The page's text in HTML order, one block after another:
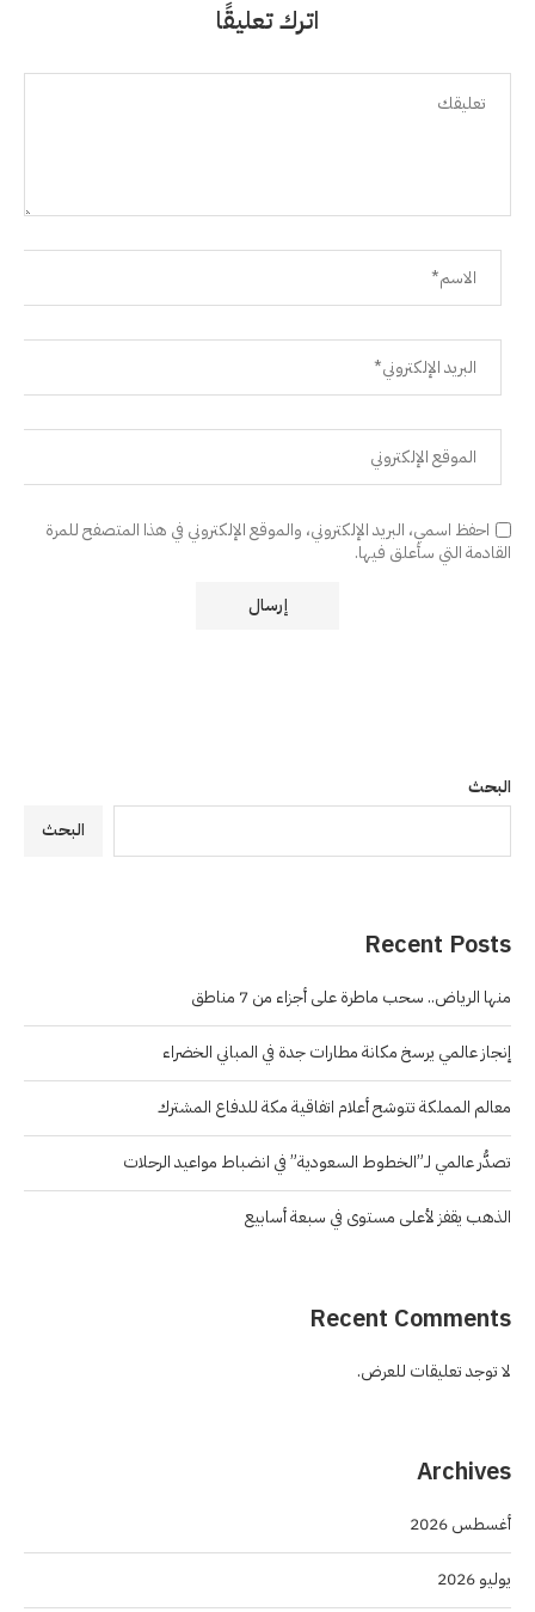
اترك تعليقًا
احفظ اسمي، البريد الإلكتروني، والموقع الإلكتروني في هذا المتصفح للمرة
القادمة التي سأعلق فيها.
البحث
البحث
Recent Posts
منها الرياض.. سحب ماطرة على أجزاء من 7 مناطق
إنجاز عالمي يرسخ مكانة مطارات جدة في المباني الخضراء
معالم المملكة تتوشح أعلام اتفاقية مكة للدفاع المشترك
تصدُّر عالمي لـ”الخطوط السعودية” في انضباط مواعيد الرحلات
الذهب يقفز لأعلى مستوى في سبعة أسابيع
Recent Comments
لا توجد تعليقات للعرض.
Archives
أغسطس 2026
يوليو 2026